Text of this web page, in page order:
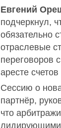
Евгений
подчеркнул,
обязательно
отраслевые
переговоров
аресте
Сессию о
партнёр,
что
лидирующими